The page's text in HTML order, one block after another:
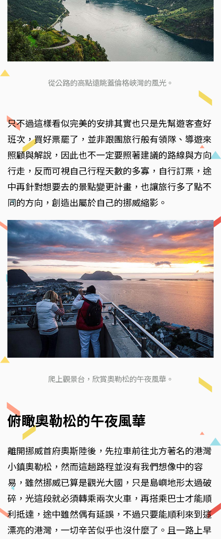
從公路的高點遠眺蓋倫格峽灣的風光。
只不過這樣看似完美的安排其實也只是先幫遊客查好
班次，買好票罷了，並非跟團旅行般有領隊、導遊來
照顧與解說，因此也不一定要照著建議的路線與方向
行走，反而可視自己行程天數的多寡，自行訂票，途
中再針對想要去的景點變更計畫，也讓旅行多了點不
同的方向，創造出屬於自己的挪威縮影。
爬上觀景台，欣賞奧勒松的午夜風華。
俯瞰奧勒松的午夜風華
離開挪威首府奧斯陸後，先拉車前往北方著名的港灣
小鎮奧勒松，然而這趟路程並沒有我們想像中的容
易，雖然挪威已算是觀光大國，只是島嶼地形太過破
碎，光這段就必須轉乘兩次火車，再搭乘巴士才能順
利抵達，途中雖然偶有延誤，不過只要能順利來到這
漂亮的港灣，一切辛苦似乎也沒什麼了。且一路上早